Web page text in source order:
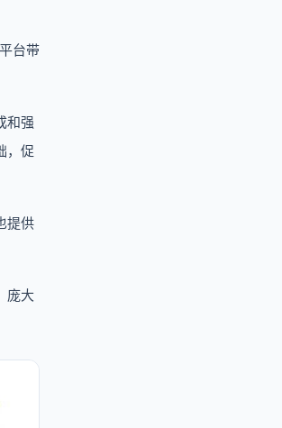
台带
和强
，促
提供
庞大